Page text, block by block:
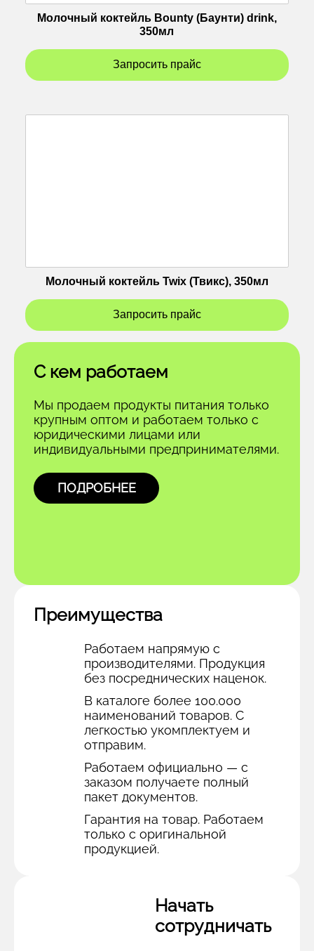
Молочный коктейль Bounty (Баунти) drink,
350мл
Запросить прайс
Молочный коктейль Twix (Твикс), 350мл
Запросить прайс
С кем работаем
Мы продаем продукты питания только
крупным оптом и работаем только с
юридическими лицами или
индивидуальными предпринимателями.
ПОДРОБНЕЕ
Преимущества
Работаем напрямую с
производителями. Продукция
без посреднических наценок.
В каталоге более 100.000
наименований товаров. С
легкостью укомплектуем и
отправим.
Работаем официально — с
заказом получаете полный
пакет документов.
Гарантия на товар. Работаем
только с оригинальной
продукцией.
Начать
сотрудничать